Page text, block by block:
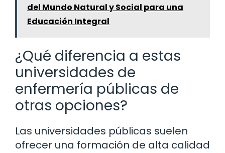
del Mundo Natural y Social para una
Educación Integral
¿Qué diferencia a estas
universidades de
enfermería públicas de
otras opciones?
Las universidades públicas suelen
ofrecer una formación de alta calidad